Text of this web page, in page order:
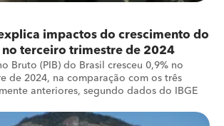
impactos do crescimento do
no terceiro trimestre de 2024
Bruto (PIB) do Brasil cresceu 0,9% no
de 2024, na comparação com os três
anteriores, segundo dados do IBGE